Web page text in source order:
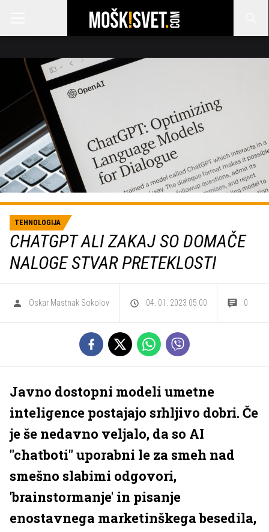
TEHNOLOGIJA
CHATGPT ALI ZAKAJ SO DOMAČE
NALOGE STVAR PRETEKLOSTI
Oskar Mastnak Sokolov 04. 01. 2023 05.00 0
Javno dostopni modeli umetne
inteligence postajajo srhljivo dobri. Če
je še nedavno veljalo, da so AI
"chatboti" uporabni le za smeh nad
smešno slabimi odgovori,
'brainstormanje' in pisanje
enostavnega marketinškega besedila,